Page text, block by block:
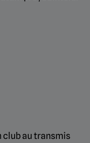
club au transmis